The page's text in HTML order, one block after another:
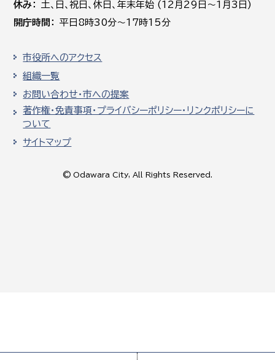
休み
土､日､祝日、休日、年末年始 (12月29日～1月3日)
開庁時間
平日8時30分～17時15分
市役所へのアクセス
組織一覧
お問い合わせ・市への提案
著作権・免責事項・プライバシーポリシー・リンクポリシーに
ついて
サイトマップ
© Odawara City, All Rights Reserved.